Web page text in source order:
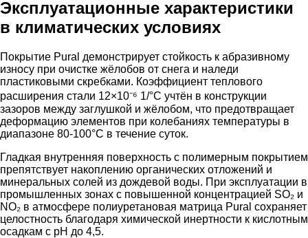
Эксплуатационные характеристики
в климатических условиях
Покрытие Pural демонстрирует стойкость к абразивному
износу при очистке жёлобов от снега и наледи
пластиковыми скребками. Коэффициент теплового
расширения стали 12×10⁻⁶ 1/°C учтён в конструкции
зазоров между заглушкой и жёлобом, что предотвращает
деформацию элементов при колебаниях температуры в
диапазоне 80-100°C в течение суток.
Гладкая внутренняя поверхность с полимерным покрытием
препятствует накоплению органических отложений и
минеральных солей из дождевой воды. При эксплуатации в
промышленных зонах с повышенной концентрацией SO₂ и
NO₂ в атмосфере полиуретановая матрица Pural сохраняет
целостность благодаря химической инертности к кислотным
осадкам с pH до 4,5.